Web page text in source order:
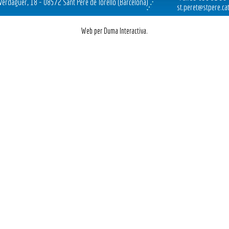
st.peret@stpere.cat
Web per Duma Interactiva.